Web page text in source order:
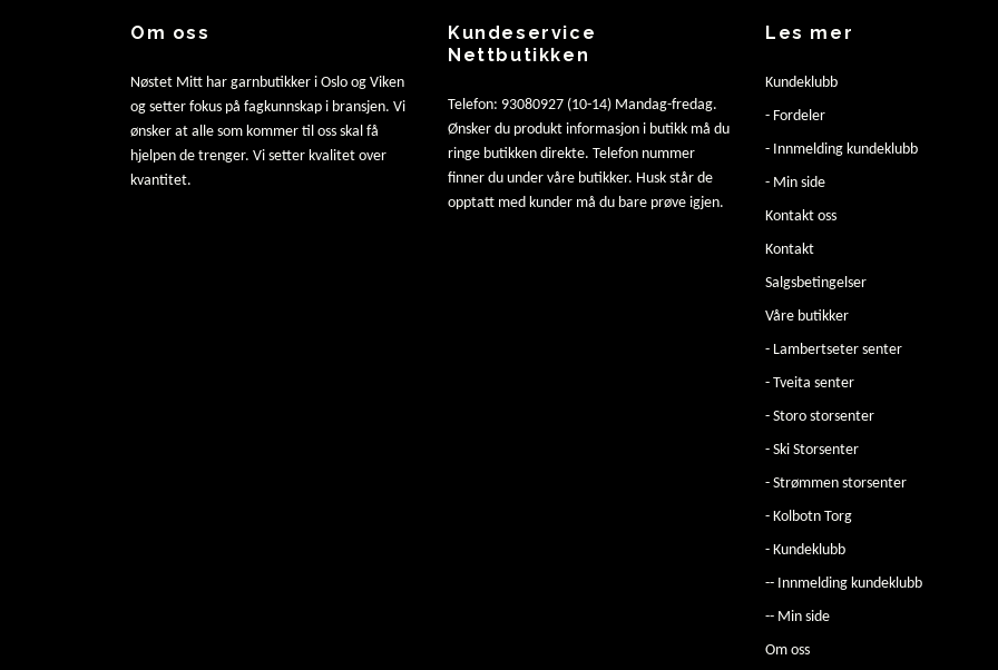
Om oss
Nøstet Mitt har garnbutikker i Oslo og Viken
og setter fokus på fagkunnskap i bransjen. Vi
ønsker at alle som kommer til oss skal få
hjelpen de trenger. Vi setter kvalitet over
kvantitet.
Kundeservice
Nettbutikken
Telefon: 93080927 (10-14) Mandag-fredag.
Ønsker du produkt informasjon i butikk må du
ringe butikken direkte. Telefon nummer
finner du under våre butikker. Husk står de
opptatt med kunder må du bare prøve igjen.
Les mer
Kundeklubb
- Fordeler
- Innmelding kundeklubb
- Min side
Kontakt oss
Kontakt
Salgsbetingelser
Våre butikker
- Lambertseter senter
- Tveita senter
- Storo storsenter
- Ski Storsenter
- Strømmen storsenter
- Kolbotn Torg
- Kundeklubb
-- Innmelding kundeklubb
-- Min side
Om oss